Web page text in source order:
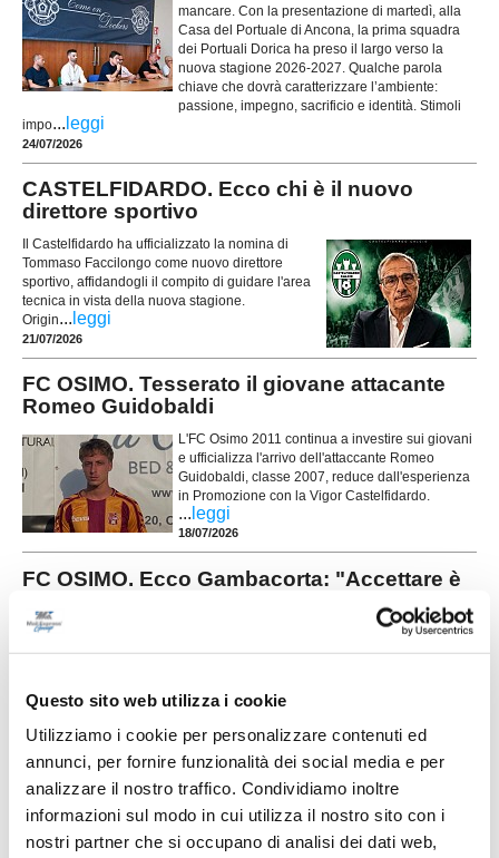
Questo sito web utilizza i cookie
Utilizziamo i cookie per personalizzare contenuti ed
annunci, per fornire funzionalità dei social media e per
analizzare il nostro traffico. Condividiamo inoltre
informazioni sul modo in cui utilizza il nostro sito con i
nostri partner che si occupano di analisi dei dati web,
mancare. Con la presentazione di martedì, alla
Casa del Portuale di Ancona, la prima squadra
dei Portuali Dorica ha preso il largo verso la
nuova stagione 2026-2027. Qualche parola
chiave che dovrà caratterizzare l’ambiente:
passione, impegno, sacrificio e identità. Stimoli
impo... leggi
24/07/2026
CASTELFIDARDO. Ecco chi è il nuovo
direttore sportivo
Il Castelfidardo ha ufficializzato la nomina di
Tommaso Faccilongo come nuovo direttore
sportivo, affidandogli il compito di guidare l'area
tecnica in vista della nuova stagione.
Origin... leggi
21/07/2026
FC OSIMO. Tesserato il giovane attacante
Romeo Guidobaldi
L'FC Osimo 2011 continua a investire sui giovani
e ufficializza l'arrivo dell'attaccante Romeo
Guidobaldi, classe 2007, reduce dall'esperienza
in Promozione con la Vigor Castelfidardo.
... leggi
18/07/2026
FC OSIMO. Ecco Gambacorta: "Accettare è
L'FC Osimo aggiunge esperienza e affidabilità al reparto arretrato con
l'ingaggio di Niccolò Gambacorta, difensore classe 1999 reduce dalla
VALLE DEL GIANO FABRIANO. Il mister sarà
ancora Massimiliano Nasoni
La Valle del Giano Fabriano riparte da una
certezza: Massimiliano Nasoni (foto) sarà ancora
campionato di Seconda Categoria Marche. Una